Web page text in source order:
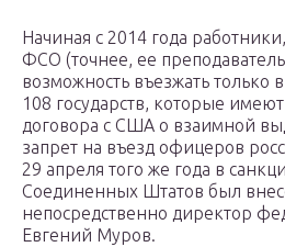
Начиная с 2014 года
ФСО (точнее, ее
возможность въезжать только
108 государств, которые
договора с США о взаимной
запрет на въезд офицеров
29 апреля того же года в
Соединенных Штатов был
непосредственно директор
Евгений Муров.